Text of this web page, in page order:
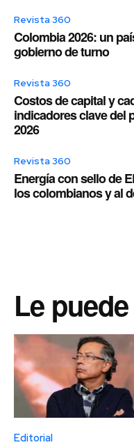
Revista 360
Colombia 2026: un
gobierno de turno
Revista 360
Costos de capital y
indicadores clave del
2026
Revista 360
Energía con sello de
los colombianos y al
Le
Editorial